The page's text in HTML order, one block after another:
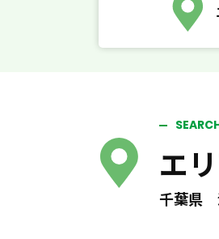
エ
千葉県